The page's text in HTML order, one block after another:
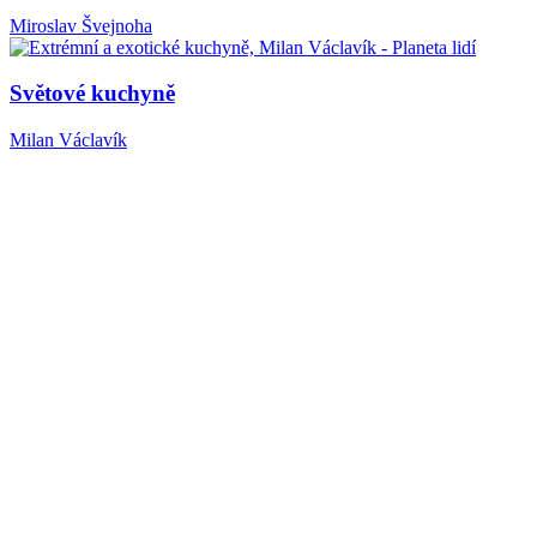
Miroslav Švejnoha
Světové kuchyně
Milan Václavík